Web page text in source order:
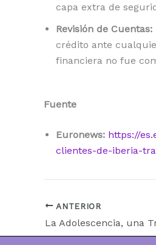
capa extra de
Revisión de Cuentas:
crédito ante
financiera no fue
Fuente
Euronews: https://
clientes-de-iberia-
ANTERIOR